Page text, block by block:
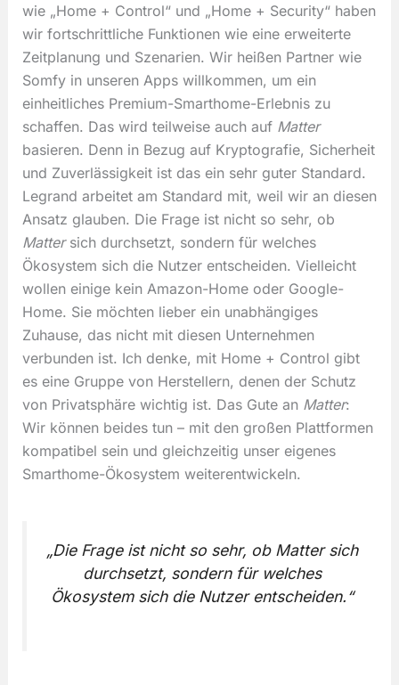
wie „Home + Control“ und „Home + Security“ haben
wir fortschrittliche Funktionen wie eine erweiterte
Zeitplanung und Szenarien. Wir heißen Partner wie
Somfy in unseren Apps willkommen, um ein
einheitliches Premium-Smarthome-Erlebnis zu
schaffen. Das wird teilweise auch auf Matter
basieren. Denn in Bezug auf Kryptografie, Sicherheit
und Zuverlässigkeit ist das ein sehr guter Standard.
Legrand arbeitet am Standard mit, weil wir an diesen
Ansatz glauben. Die Frage ist nicht so sehr, ob
Mattersich durchsetzt, sondern für welches
Ökosystem sich die Nutzer entscheiden. Vielleicht
wollen einige kein Amazon-Home oder Google-
Home. Sie möchten lieber ein unabhängiges
Zuhause, das nicht mit diesen Unternehmen
verbunden ist. Ich denke, mit Home + Control gibt
es eine Gruppe von Herstellern, denen der Schutz
von Privatsphäre wichtig ist. Das Gute an Matter:
Wir können beides tun – mit den großen Plattformen
kompatibel sein und gleichzeitig unser eigenes
Smarthome-Ökosystem weiterentwickeln.
„Die Frage ist nicht so sehr, ob Matter sich
durchsetzt, sondern für welches
Ökosystem sich die Nutzer entscheiden.“